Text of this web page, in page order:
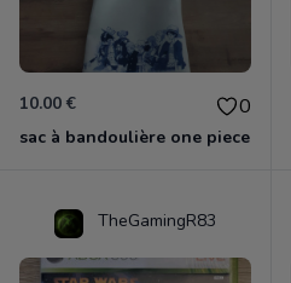
10.00 € 0
sac à bandoulière one piece
TheGamingR83